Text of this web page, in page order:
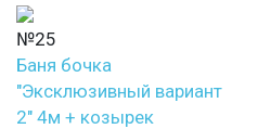
№25
Баня бочка
"Эксклюзивный вариант
2" 4м + козырек